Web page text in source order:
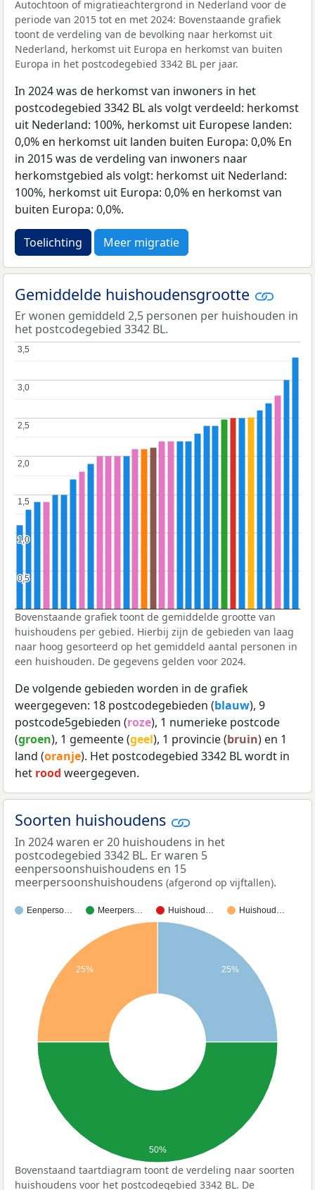
Autochtoon of migratieachtergrond in Nederland voor de
periode van 2015 tot en met 2024: Bovenstaande grafiek
toont de verdeling van de bevolking naar herkomst uit
Nederland, herkomst uit Europa en herkomst van buiten
Europa in het postcodegebied 3342 BL per jaar.
In 2024 was de herkomst van inwoners in het
postcodegebied 3342 BL als volgt verdeeld: herkomst
uit Nederland: 100%, herkomst uit Europese landen:
0,0% en herkomst uit landen buiten Europa: 0,0% En
in 2015 was de verdeling van inwoners naar
herkomstgebied als volgt: herkomst uit Nederland:
100%, herkomst uit Europa: 0,0% en herkomst van
buiten Europa: 0,0%.
Toelichting Meer migratie
Gemiddelde huishoudensgrootte
Er wonen gemiddeld 2,5 personen per huishouden in
het postcodegebied 3342 BL.
0,5
0,5
1,0
1,0
1,5
1,5
2,0
2,0
2,5
2,5
3,0
3,0
3,5
3,5
Bovenstaande grafiek toont de gemiddelde grootte van
huishoudens per gebied. Hierbij zijn de gebieden van laag
naar hoog gesorteerd op het gemiddeld aantal personen in
een huishouden. De gegevens gelden voor 2024.
De volgende gebieden worden in de grafiek
weergegeven: 18 postcodegebieden (blauw), 9
postcode5gebieden (roze), 1 numerieke postcode
(groen), 1 gemeente (geel), 1 provincie (bruin) en 1
land (oranje). Het postcodegebied 3342 BL wordt in
het rood weergegeven.
Soorten huishoudens
In 2024 waren er 20 huishoudens in het
postcodegebied 3342 BL. Er waren 5
eenpersoonshuishoudens en 15
meerpersoonshuishoudens (afgerond op vijftallen).
Eenperso… Meerpers… Huishoud… Huishoud…
25%
25%
50%
Bovenstaand taartdiagram toont de verdeling naar soorten
huishoudens voor het postcodegebied 3342 BL. De